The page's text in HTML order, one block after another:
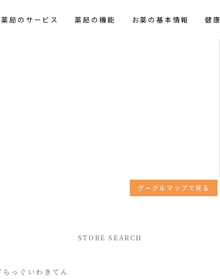
局のサービス 薬局の機能 お薬の基本情報 健
STORE SEARCH
らっぐいわきてん
グーグルマップで見る